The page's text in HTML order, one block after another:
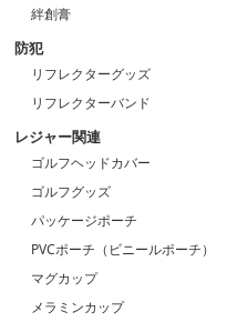
絆創膏
防犯
リフレクターグッズ
リフレクターバンド
レジャー関連
ゴルフヘッドカバー
ゴルフグッズ
パッケージポーチ
PVCポーチ（ビニールポーチ）
マグカップ
メラミンカップ